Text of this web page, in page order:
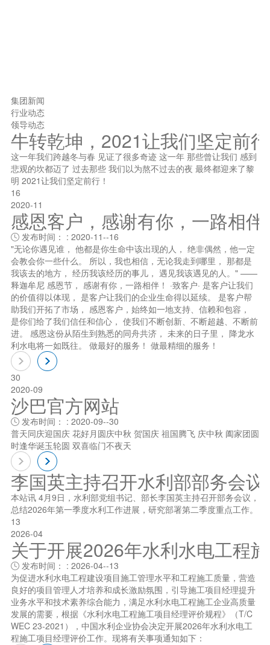
集团新闻
行业动态
领导动态
牛转乾坤，2021让我们坚定前
这一年我们跨越冬与春 见证了很多奇迹 这一年 那些曾让我们 感到
悲观的坎都迈了 过去那些 我们以为熬不过去的夜 最终都迎来了黎
明 2021让我们坚定前行！
16
2020-11
感恩客户，感谢有你，一路相伴
发布时间： : 2020-11--16
"无论你遇见谁， 他都是你生命中该出现的人， 绝非偶然，他一定
会教会你一些什么。 所以，我也相信，无论我走到哪里， 那都是
我该去的地方， 经历我该经历的事儿， 遇见我该遇见的人。" ——
释迦牟尼 感恩节， 感谢有你，一路相伴！ ·致客户· 是客户让我们
的价值得以体现， 是客户让我们的企业生命得以延续。 是客户帮
助我们开拓了市场， 感恩客户，始终如一地支持、信赖和包容，
是你们给了我们信任和信心， 使我们不断创新、不断超越、不断前
进。 感恩这份从陌生到熟悉的同舟共济， 未来的日子里， 降龙水
利水电将一如既往。 做最好的服务！ 做最精细的服务！
30
2020-09
沙巴官方网站
发布时间： : 2020-09--30
普天同庆迎国庆 花好月圆庆中秋 贺国庆 祖国腾飞 庆中秋 阖家团圆
时逢华诞玉轮圆 双喜临门不夜天
李国英主持召开水利部部务会议
本站讯 4月9日，水利部党组书记、部长李国英主持召开部务会议，
总结2026年第一季度水利工作进展，研究部署第二季度重点工作。
13
2026-04
关于开展2026年水利水电工程
发布时间： : 2026-04--13
为促进水利水电工程建设项目施工管理水平和工程施工质量，营造
良好的项目管理人才培养和成长激励氛围，引导施工项目经理提升
业务水平和技术素养综合能力，满足水利水电工程施工企业高质量
发展的需要，根据《水利水电工程施工项目经理评价规程》（T/C
WEC 23-2021），中国水利企业协会决定开展2026年水利水电工
程施工项目经理评价工作。现将有关事项通知如下：